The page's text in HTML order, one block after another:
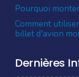
Pourquoi
Comment
billet d'avion
Dernières